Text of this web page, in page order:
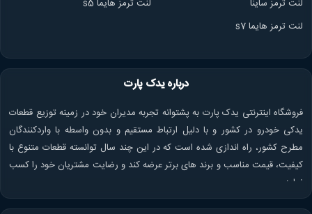
لنت ترمز ساینا
لنت ترمز هایما s5
لنت ترمز هایما s7
درباره یدک پارت
فروشگاه اینترنتی یدک پارت به پشتوانه تجربه مدیران خود در زمینه توزیع قطعات
یدکی خودرو در کشور و با دلیل ارتباط مستقیم و بدون واسطه با واردکنندگان
مطرح کشور، راه اندازی شده است که در این چند سال توانسته قطعات متنوع با
کیفیت، قیمت مناسب و برند های برتر عرضه کند و رضایت مشتریان خود را کسب
نماید.